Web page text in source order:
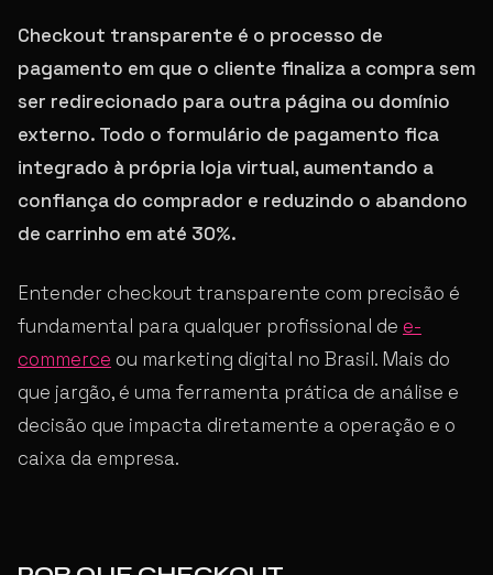
Checkout transparente é o processo de
pagamento em que o cliente finaliza a compra sem
ser redirecionado para outra página ou domínio
externo. Todo o formulário de pagamento fica
integrado à própria loja virtual, aumentando a
confiança do comprador e reduzindo o abandono
de carrinho em até 30%.
Entender checkout transparente com precisão é
fundamental para qualquer profissional de e-
commerce ou marketing digital no Brasil. Mais do
que jargão, é uma ferramenta prática de análise e
decisão que impacta diretamente a operação e o
caixa da empresa.